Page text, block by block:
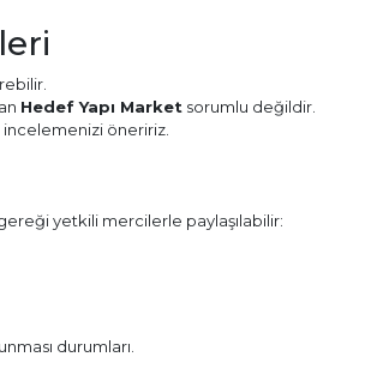
Hedef Yapı Market sorumlu değildir.
incelemenizi öneririz.
yetkili mercilerle paylaşılabilir:
durumları.